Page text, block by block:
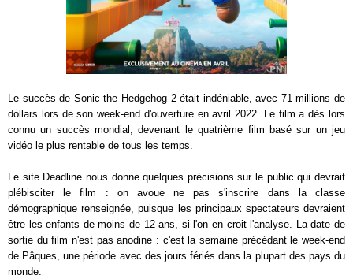
Le succès de Sonic the Hedgehog 2 était indéniable, avec 71 millions de
dollars lors de son week-end d'ouverture en avril 2022. Le film a dès lors
connu un succès mondial, devenant le quatrième film basé sur un jeu
vidéo le plus rentable de tous les temps.
Le site Deadline nous donne quelques précisions sur le public qui devrait
plébisciter le film : on avoue ne pas s'inscrire dans la classe
démographique renseignée, puisque les principaux spectateurs devraient
être les enfants de moins de 12 ans, si l'on en croit l'analyse. La date de
sortie du film n'est pas anodine : c'est la semaine précédant le week-end
de Pâques, une période avec des jours fériés dans la plupart des pays du
monde.